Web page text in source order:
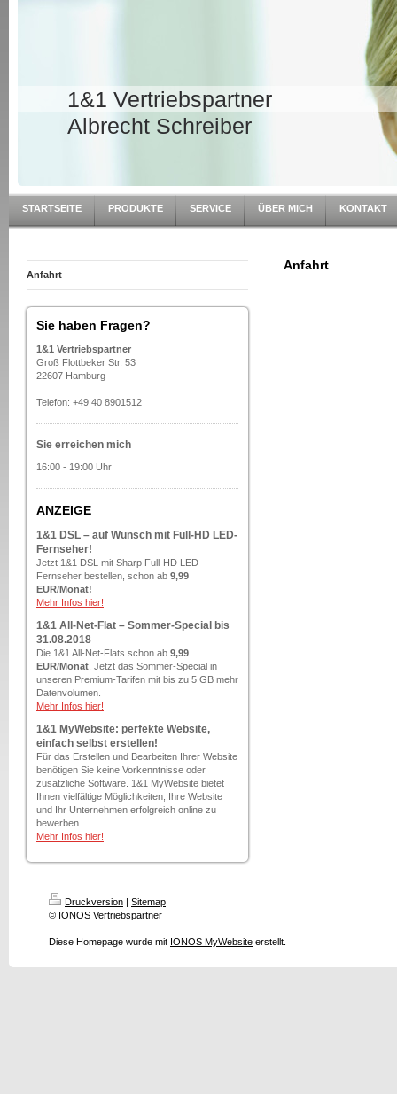
1&1 Vertriebspartner
Albrecht Schreiber
STARTSEITE PRODUKTE SERVICE ÜBER MICH KONTAKT
Anfahrt
Sie haben Fragen?
1&1 Vertriebspartner
Groß Flottbeker Str. 53
22607 Hamburg
Telefon: +49 40 8901512
Sie erreichen mich
16:00 - 19:00 Uhr
ANZEIGE
1&1 DSL – auf Wunsch mit Full-HD LED-
Fernseher!
Jetzt 1&1 DSL mit Sharp Full-HD LED-
Fernseher bestellen, schon ab 9,99
EUR/Monat!
Mehr Infos hier!
1&1 All-Net-Flat – Sommer-Special bis
31.08.2018
Die 1&1 All-Net-Flats schon ab 9,99
EUR/Monat . Jetzt das Sommer-Special in
unseren Premium-Tarifen mit bis zu 5 GB mehr
Datenvolumen.
Mehr Infos hier!
1&1 MyWebsite: perfekte Website,
einfach selbst erstellen!
Für das Erstellen und Bearbeiten Ihrer Website
benötigen Sie keine Vorkenntnisse oder
zusätzliche Software. 1&1 MyWebsite bietet
Ihnen vielfältige Möglichkeiten, Ihre Website
und Ihr Unternehmen erfolgreich online zu
bewerben.
Mehr Infos hier!
Anfahrt
Druckversion | Sitemap
© IONOS Vertriebspartner
Diese Homepage wurde mit IONOS MyWebsite erstellt.